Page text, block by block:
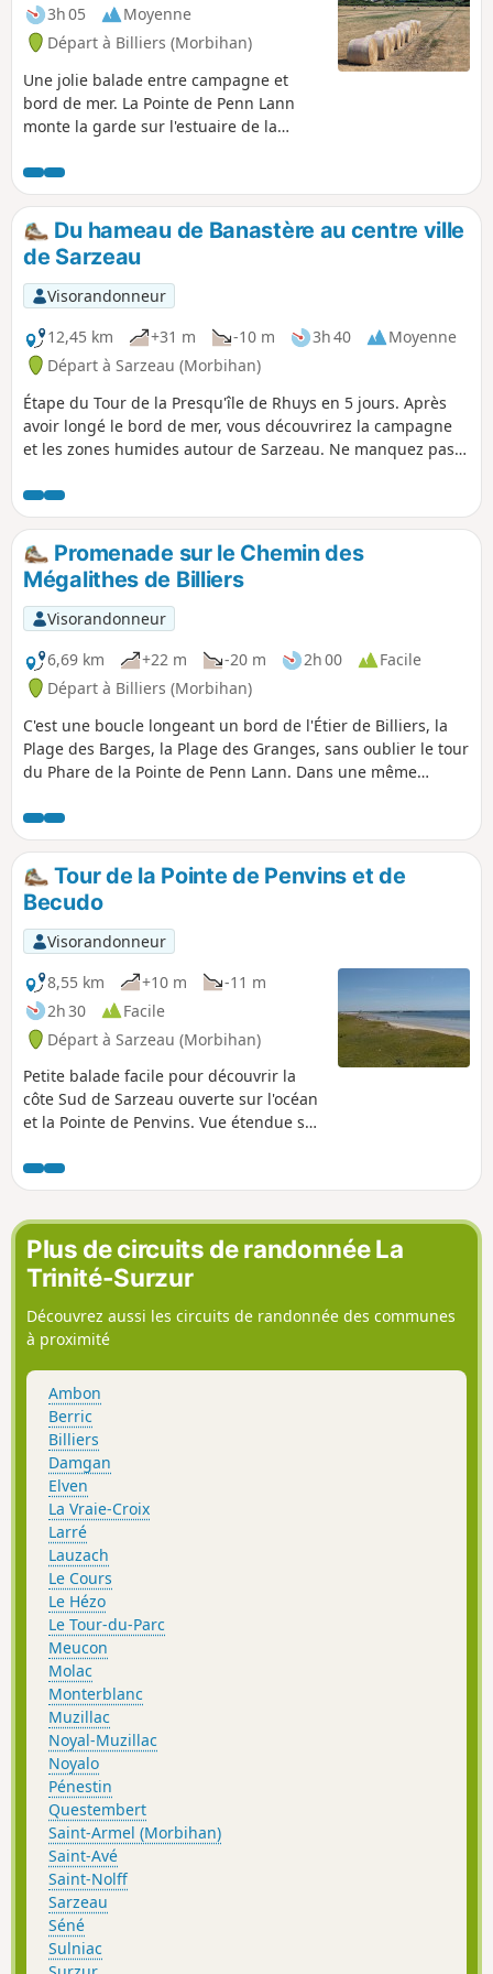
3h 05
Moyenne
Départ à Billiers (Morbihan)
Une jolie balade entre campagne et
bord de mer. La Pointe de Penn Lann
monte la garde sur l'estuaire de la
Du hameau de Banastère au centre ville
de Sarzeau
Visorandonneur
12,45 km
+31 m -10 m 3h 40
Moyenne
Départ à Sarzeau (Morbihan)
Étape du Tour de la Presqu'île de Rhuys en 5 jours. Après
avoir longé le bord de mer, vous découvrirez la campagne
et les zones humides autour de Sarzeau. Ne manquez pas
des ducs de Bretagne, qui est situé dans un espace naturel
riche en biodiversité. Ce château est un site incontournable
du Morbihan.
Promenade sur le Chemin des
Mégalithes de Billiers
Visorandonneur
6,69 km
+22 m -20 m 2h 00
Facile
Départ à Billiers (Morbihan)
C'est une boucle longeant un bord de l'Étier de Billiers, la
Plage des Barges, la Plage des Granges, sans oublier le tour
du Phare de la Pointe de Penn Lann. Dans une même
balade en solitaire ou en famille. Le sentier empruntera, en
grande partie le Chemin des Mégalithes entre marais et
océan.Tour de la Pointe de Penvins et de
Becudo
Visorandonneur
8,55 km
+10 m
-11 m
2h 30
Facile
Départ à Sarzeau (Morbihan)
Petite balade facile pour découvrir la
côte Sud de Sarzeau ouverte sur l'océan
et la Pointe de Penvins. Vue étendue sur
de Belle-Île, Houat et Hoedic la plus à
l'Est.
Plus de circuits de randonnée La
Trinité-Surzur
Découvrez aussi les circuits de randonnée des communes
à proximité
Ambon
Berric
Billiers
Damgan
Elven
La Vraie-Croix
Larré
Lauzach
Le Cours
Le Hézo
Le Tour-du-Parc
Meucon
Molac
Monterblanc
Muzillac
Noyal-Muzillac
Noyalo
Pénestin
Questembert
Saint-Armel (Morbihan)
Saint-Avé
Saint-Nolff
Sarzeau
Séné
Sulniac